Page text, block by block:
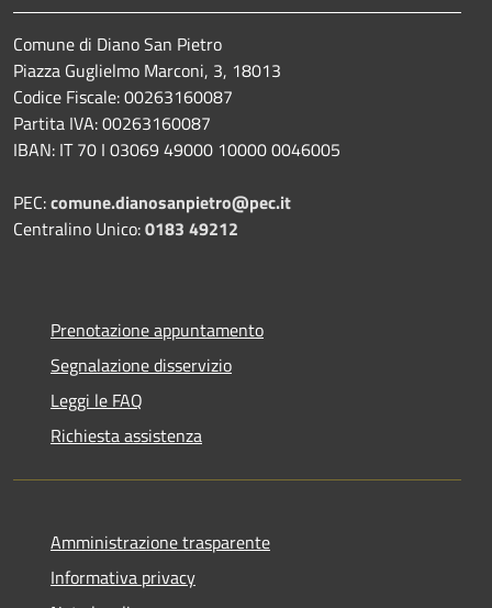
Comune di Diano San Pietro
Piazza Guglielmo Marconi, 3, 18013
Codice Fiscale: 00263160087
Partita IVA: 00263160087
IBAN: IT 70 I 03069 49000 10000 0046005
PEC:comune.dianosanpietro@pec.it
Centralino Unico:0183 49212
Prenotazione appuntamento
Segnalazione disservizio
Leggi le FAQ
Richiesta assistenza
Amministrazione trasparente
Informativa privacy